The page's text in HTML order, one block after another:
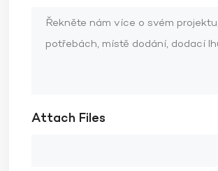
Attach Files